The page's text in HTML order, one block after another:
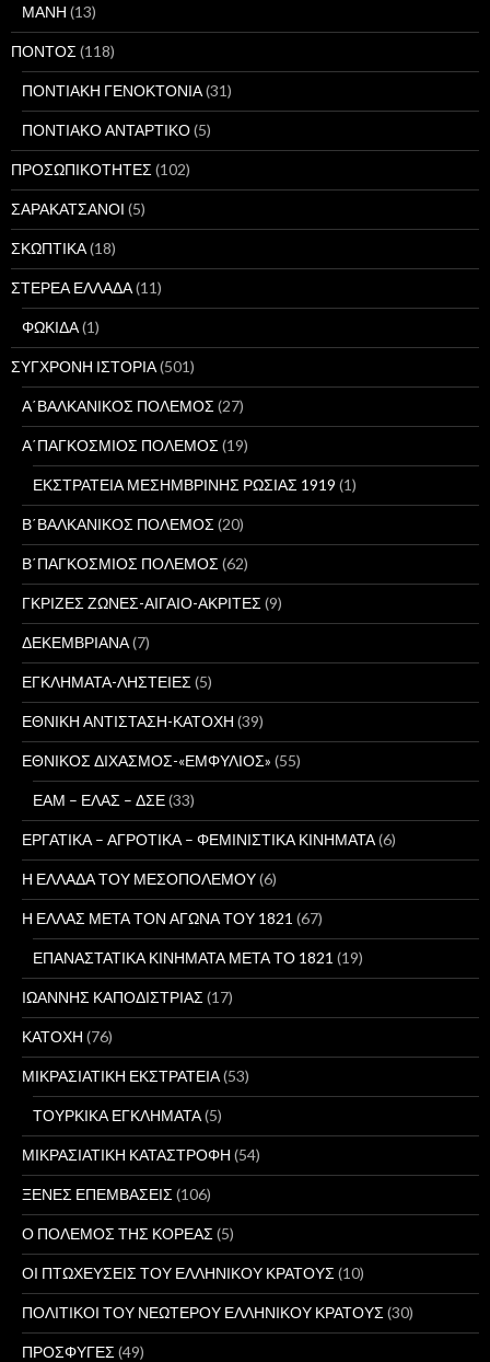
ΜΑΝΗ (13)
ΠΟΝΤΟΣ (118)
ΠΟΝΤΙΑΚΗ ΓΕΝΟΚΤΟΝΙΑ(31)
ΠΟΝΤΙΑΚΟ ΑΝΤΑΡΤΙΚΟ(5)
ΠΡΟΣΩΠΙΚΟΤΗΤΕΣ (102)
ΣΑΡΑΚΑΤΣΑΝΟΙ (5)
ΣΚΩΠΤΙΚΑ(18)
ΣΤΕΡΕΑ ΕΛΛΑΔΑ(11)
ΦΩΚΙΔΑ(1)
ΣΥΓΧΡΟΝΗ ΙΣΤΟΡΙΑ(501)
Α΄ΒΑΛΚΑΝΙΚΟΣ ΠΟΛΕΜΟΣ (27)
Α΄ΠΑΓΚΟΣΜΙΟΣ ΠΟΛΕΜΟΣ (19)
ΕΚΣΤΡΑΤΕΙΑ ΜΕΣΗΜΒΡΙΝΗΣ ΡΩΣΙΑΣ 1919 (1)
Β΄ΒΑΛΚΑΝΙΚΟΣ ΠΟΛΕΜΟΣ (20)
Β΄ΠΑΓΚΟΣΜΙΟΣ ΠΟΛΕΜΟΣ (62)
ΓΚΡΙΖΕΣ ΖΩΝΕΣ-ΑΙΓΑΙΟ-ΑΚΡΙΤΕΣ (9)
ΔΕΚΕΜΒΡΙΑΝΑ(7)
ΕΓΚΛΗΜΑΤΑ-ΛΗΣΤΕΙΕΣ (5)
ΕΘΝΙΚΗ ΑΝΤΙΣΤΑΣΗ-ΚΑΤΟΧΗ (39)
ΕΘΝΙΚΟΣ ΔΙΧΑΣΜΟΣ-«ΕΜΦΥΛΙΟΣ» (55)
ΕΑΜ – ΕΛΑΣ – ΔΣΕ(33)
ΕΡΓΑΤΙΚΑ – ΑΓΡΟΤΙΚΑ – ΦΕΜΙΝΙΣΤΙΚΑ ΚΙΝΗΜΑΤΑ(6)
Η ΕΛΛΑΔΑ ΤΟΥ ΜΕΣΟΠΟΛΕΜΟΥ(6)
Η ΕΛΛΑΣ ΜΕΤΑ ΤΟΝ ΑΓΩΝΑ ΤΟΥ 1821 (67)
ΕΠΑΝΑΣΤΑΤΙΚΑ ΚΙΝΗΜΑΤΑ ΜΕΤΑ ΤΟ 1821 (19)
ΙΩΑΝΝΗΣ ΚΑΠΟΔΙΣΤΡΙΑΣ (17)
ΚΑΤΟΧΗ (76)
ΜΙΚΡΑΣΙΑΤΙΚΗ ΕΚΣΤΡΑΤΕΙΑ(53)
ΤΟΥΡΚΙΚΑ ΕΓΚΛΗΜΑΤΑ(5)
ΜΙΚΡΑΣΙΑΤΙΚΗ ΚΑΤΑΣΤΡΟΦΗ (54)
ΞΕΝΕΣ ΕΠΕΜΒΑΣΕΙΣ (106)
Ο ΠΟΛΕΜΟΣ ΤΗΣ ΚΟΡΕΑΣ (5)
ΟΙ ΠΤΩΧΕΥΣΕΙΣ ΤΟΥ ΕΛΛΗΝΙΚΟΥ ΚΡΑΤΟΥΣ (10)
ΠΟΛΙΤΙΚΟΙ ΤΟΥ ΝΕΩΤΕΡΟΥ ΕΛΛΗΝΙΚΟΥ ΚΡΑΤΟΥΣ (30)
ΠΡΟΣΦΥΓΕΣ (49)